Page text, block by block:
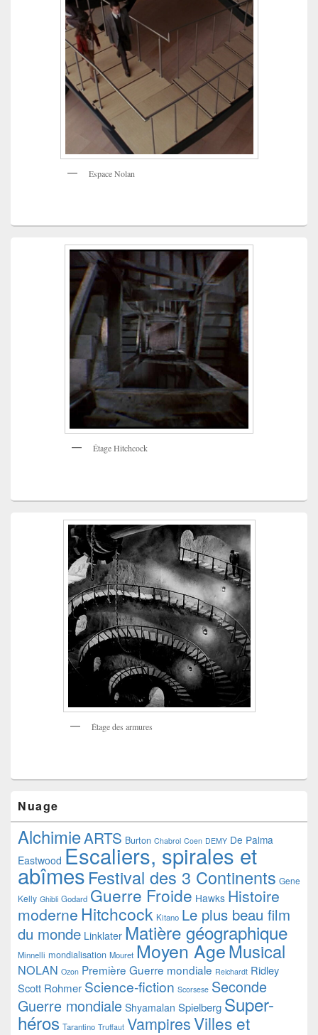
Espace Nolan
Étage Hitchcock
Étage des armures
Nuage
AlchimieARTS Burton Chabrol Coen DEMY De Palma
Eastwood Escaliers, spirales et
abîmes Festival des 3 Continents Gene
Kelly Ghibli Godard Guerre Froide Hawks Histoire
moderne Hitchcock Kitano Le plus beau film
du monde Linklater Matière géographique
Minnelli mondialisation Mouret Moyen AgeMusical
NOLAN Ozon Première Guerre mondiale Reichardt Ridley
Scott Rohmer Science-fiction Scorsese Seconde
Guerre mondiale Shyamalan Spielberg Super-
héros Tarantino Truffaut VampiresVilles et